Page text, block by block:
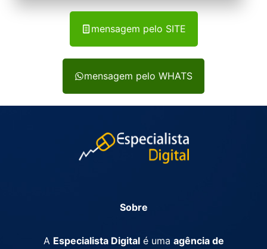
mensagem pelo SITE
mensagem pelo WHATS
Sobre
A Especialista Digitalé uma agência de